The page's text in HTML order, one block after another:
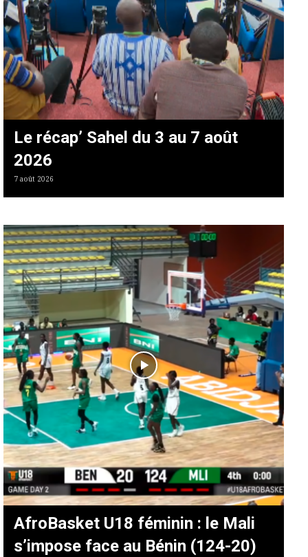
Le récap’ Sahel du 3 au 7 août
2026
7 août 2026
AfroBasket U18 féminin : le Mali
s’impose face au Bénin (124-20)